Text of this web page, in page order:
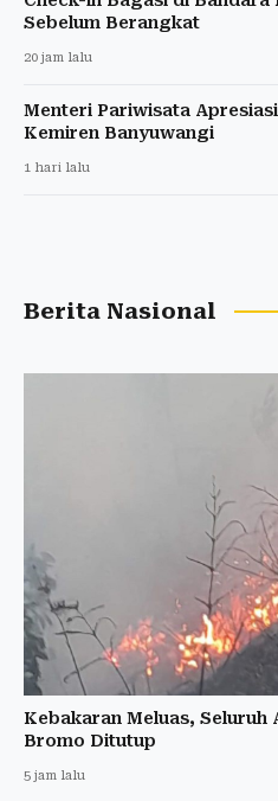
Sebelum Berangkat
20 jam lalu
Menteri Pariwisata
Kemiren Banyuwangi
1 hari lalu
Berita Nasional
Kebakaran Meluas, Seluruh
Bromo Ditutup
5 jam lalu